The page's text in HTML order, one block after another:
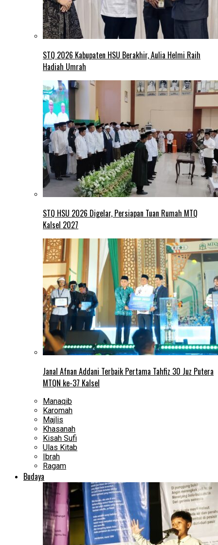
STQ 2026 Kabupaten HSU Berakhir, Aulia Helmi Raih
Hadiah Umrah
STQ HSU 2026 Digelar, Persiapan Tuan Rumah MTQ
Kalsel 2027
Janal Afnan Addani Terbaik Pertama Tahfiz 30 Juz Putera
MTQN ke-37 Kalsel
Manaqib
Karomah
Majlis
Khasanah
Kisah Sufi
Ulas Kitab
Ibrah
Ragam
Budaya